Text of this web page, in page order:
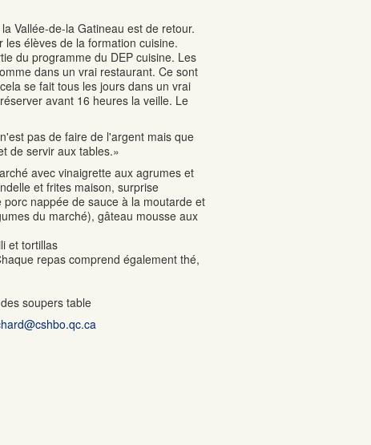
Vallée-de-la Gatineau est de retour.
élèves de la formation cuisine.
du programme du DEP cuisine. Les
dans un vrai restaurant. Ce sont
se fait tous les jours dans un vrai
avant 16 heures la veille. Le
pas de faire de l'argent mais que
de servir aux tables.»
avec vinaigrette aux agrumes et
et frites maison, surprise
nappée de sauce à la moutarde et
du marché), gâteau mousse aux
et tortillas
repas comprend également thé,
soupers table